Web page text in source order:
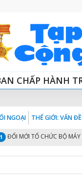
CHẤP HÀNH
NGOẠI THẾ GIỚI: VẤN
TỔ CHỨC BỘ MÁY CỦA